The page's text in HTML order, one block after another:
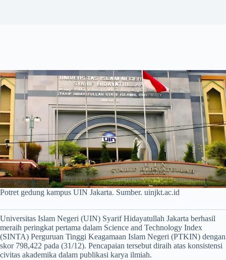
Potret gedung kampus UIN Jakarta. Sumber. uinjkt.ac.id
Universitas Islam Negeri (UIN) Syarif Hidayatullah Jakarta berhasil
meraih peringkat pertama dalam Science and Technology Index
(SINTA) Perguruan Tinggi Keagamaan Islam Negeri (PTKIN) dengan
skor 798,422 pada (31/12). Pencapaian tersebut diraih atas konsistensi
civitas akademika dalam publikasi karya ilmiah.